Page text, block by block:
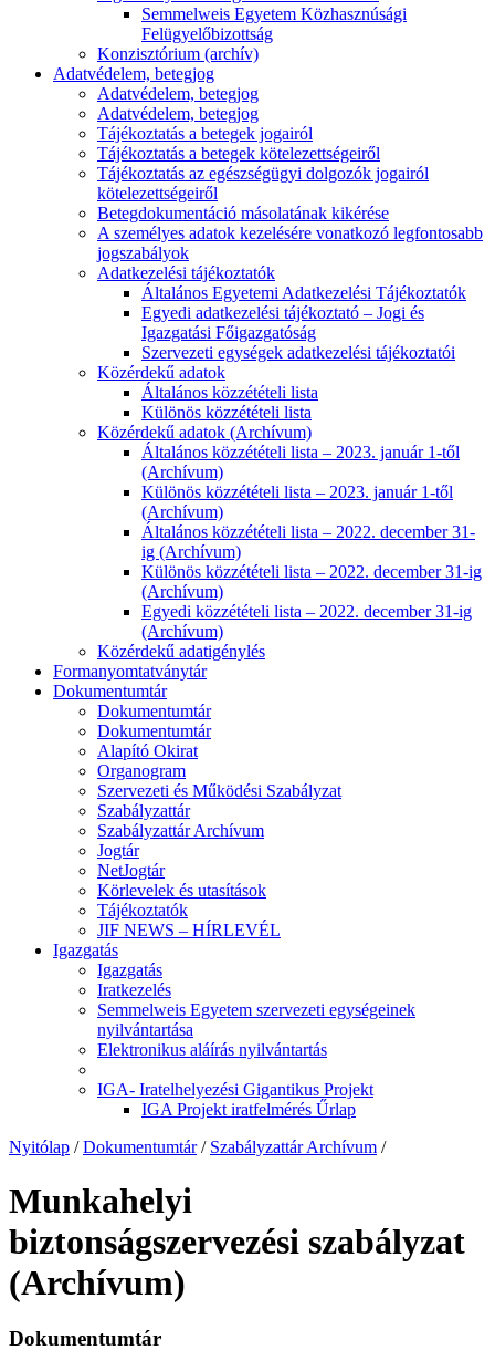
Semmelweis Egyetem Közhasznúsági
Felügyelőbizottság
Konzisztórium (archív)
Adatvédelem, betegjog
Adatvédelem, betegjog
Adatvédelem, betegjog
Tájékoztatás a betegek jogairól
Tájékoztatás a betegek kötelezettségeiről
Tájékoztatás az egészségügyi dolgozók jogairól
kötelezettségeiről
Betegdokumentáció másolatának kikérése
A személyes adatok kezelésére vonatkozó legfontosabb
jogszabályok
Adatkezelési tájékoztatók
Általános Egyetemi Adatkezelési Tájékoztatók
Egyedi adatkezelési tájékoztató – Jogi és
Igazgatási Főigazgatóság
Szervezeti egységek adatkezelési tájékoztatói
Közérdekű adatok
Általános közzétételi lista
Különös közzétételi lista
Közérdekű adatok (Archívum)
Általános közzétételi lista – 2023. január 1-től
(Archívum)
Különös közzétételi lista – 2023. január 1-től
(Archívum)
Általános közzétételi lista – 2022. december 31-
ig (Archívum)
Különös közzétételi lista – 2022. december 31-ig
(Archívum)
Egyedi közzétételi lista – 2022. december 31-ig
(Archívum)
Közérdekű adatigénylés
Formanyomtatványtár
Dokumentumtár
Dokumentumtár
Dokumentumtár
Alapító Okirat
Organogram
Szervezeti és Működési Szabályzat
Szabályzattár
Szabályzattár Archívum
Jogtár
NetJogtár
Körlevelek és utasítások
Tájékoztatók
JIF NEWS – HÍRLEVÉL
Igazgatás
Igazgatás
Iratkezelés
Semmelweis Egyetem szervezeti egységeinek
nyilvántartása
Elektronikus aláírás nyilvántartás
IGA- Iratelhelyezési Gigantikus Projekt
IGA Projekt iratfelmérés Űrlap
Nyitólap / Dokumentumtár / Szabályzattár Archívum /
Munkahelyi
biztonságszervezési szabályzat
(Archívum)
Dokumentumtár